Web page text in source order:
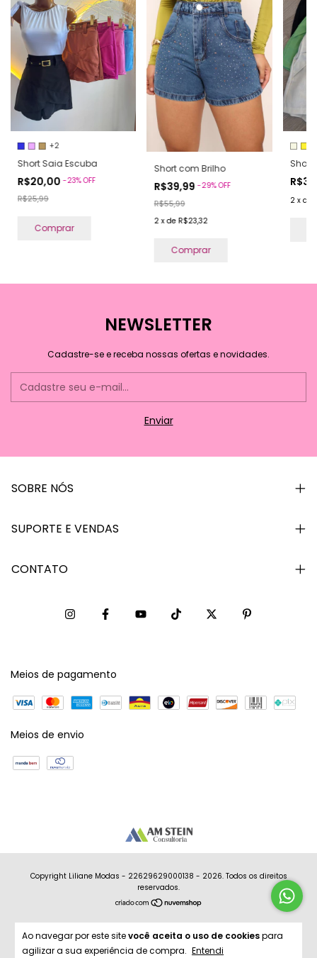
Ao navegar por este sitevocê aceita o uso de cookiespara
agilizar a sua experiência de compra. Entendi
+2
Short Saia Escuba
R$20,00-23%OFF
R$25,99
Comprar
Short com Brilho
R$39,99-29%OFF
R$55,99
2 xde R$23,32
Comprar
Short
2 x de
NEWSLETTER
Cadastre-se e receba nossas ofertas e novidades.
SOBRE NÓS
SUPORTE E VENDAS
CONTATO
Meios de pagamento
Meios de envio
Copyright Liliane Modas - 22629629000138 - 2026. Todos os direitos
reservados.